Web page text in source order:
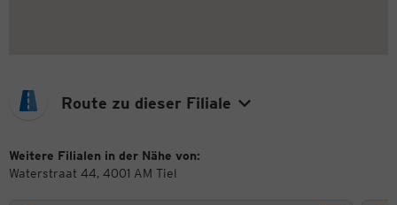
Route zu dieser Filiale
Weitere Filialen in der Nähe von:
Waterstraat 44, 4001 AM Tiel